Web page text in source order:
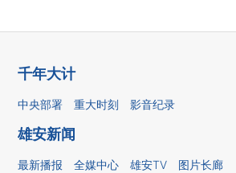
千年大计
中央部署 重大时刻 影音纪录
雄安新闻
最新播报 全媒中心 雄安TV 图片长廊